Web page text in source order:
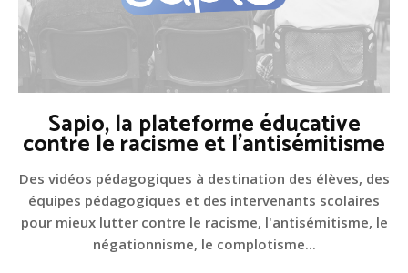
Sapio, la plateforme éducative
contre le racisme et l'antisémitisme
Des vidéos pédagogiques à destination des élèves, des
équipes pédagogiques et des intervenants scolaires
pour mieux lutter contre le racisme, l'antisémitisme, le
négationnisme, le complotisme...